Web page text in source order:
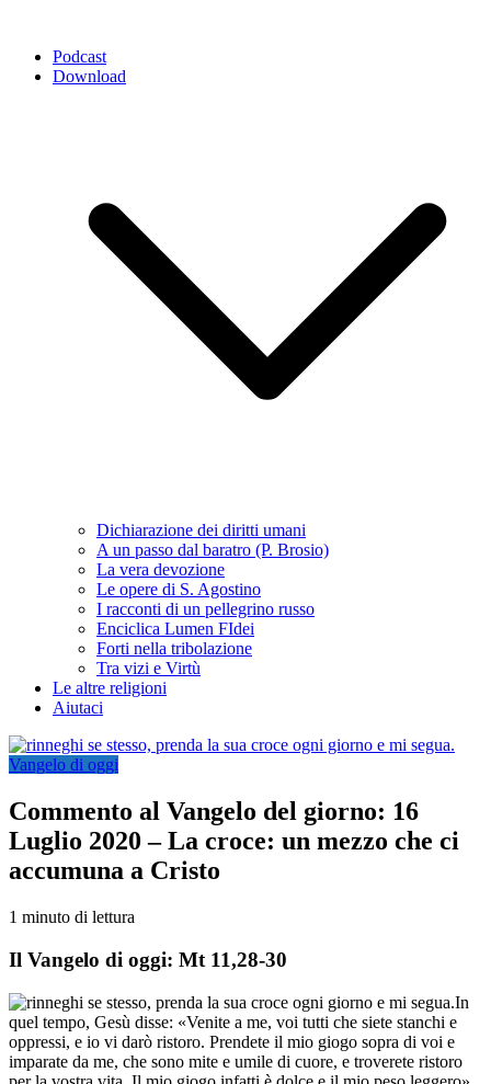
Podcast
Download
Dichiarazione dei diritti umani
A un passo dal baratro (P. Brosio)
La vera devozione
Le opere di S. Agostino
I racconti di un pellegrino russo
Enciclica Lumen FIdei
Forti nella tribolazione
Tra vizi e Virtù
Le altre religioni
Aiutaci
Vangelo di oggi
Commento al Vangelo del giorno: 16
Luglio 2020 – La croce: un mezzo che ci
accumuna a Cristo
1 minuto di lettura
Il Vangelo di oggi: Mt 11,28-30
In
quel tempo, Gesù disse: «Venite a me, voi tutti che siete stanchi e
oppressi, e io vi darò ristoro. Prendete il mio giogo sopra di voi e
imparate da me, che sono mite e umile di cuore, e troverete ristoro